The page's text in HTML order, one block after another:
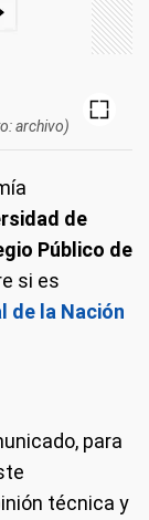
archivo)
de
Público de
si es
de la Nación
para
técnica y